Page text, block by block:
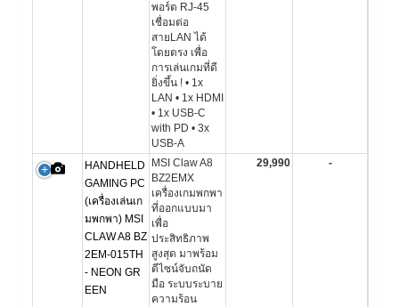
พอร์ต RJ-45
เชื่อมต่อ
สายLAN ได้
โดยตรง เพื่อ
การเล่นเกมที่ดี
ยิ่งขึ้น ! • 1x
LAN • 1x HDMI
• 1x USB-C
with PD • 3x
USB-A
HANDHELD
GAMING PC
(เครื่องเล่นเก
มพกพา) MSI
CLAW A8 BZ
2EM-015TH
- NEON GR
EEN
MSI Claw A8
BZ2EMX
เครื่องเกมพกพา
ที่ออกแบบมา
เพื่อ
ประสิทธิภาพ
สูงสุด มาพร้อม
ดีไซน์จับถนัด
มือ ระบบระบาย
ความร้อน
29,990 -